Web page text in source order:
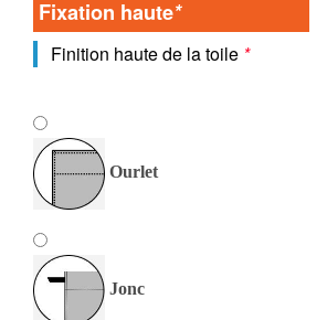
Fixation haute*
Finition haute de la toile *
Ourlet
Jonc